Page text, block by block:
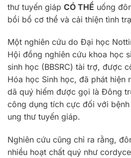
thư tuyến giáp CÓ THỂ uống
bồi bổ cơ thể và cải thiện tình
Một nghiên cứu do Đại học
Hội đồng nghiên cứu khoa học
sinh học (BBSRC) tài trợ, được
Hóa học Sinh học, đã phát hiện
dã quý hiếm được gọi là Đông
công dụng tích cực đối với
ung thư tuyến giáp.
Nghiên cứu cũng chỉ ra rằng,
nhiều hoạt chất quý như